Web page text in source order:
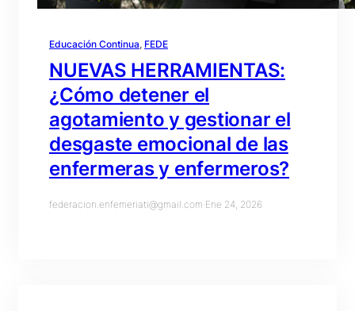
Educación Continua, FEDE
NUEVAS HERRAMIENTAS:
¿Cómo detener el
agotamiento y gestionar el
desgaste emocional de las
enfermeras y enfermeros?
federacion.enfemeriati@gmail.com·Ene 24, 2026